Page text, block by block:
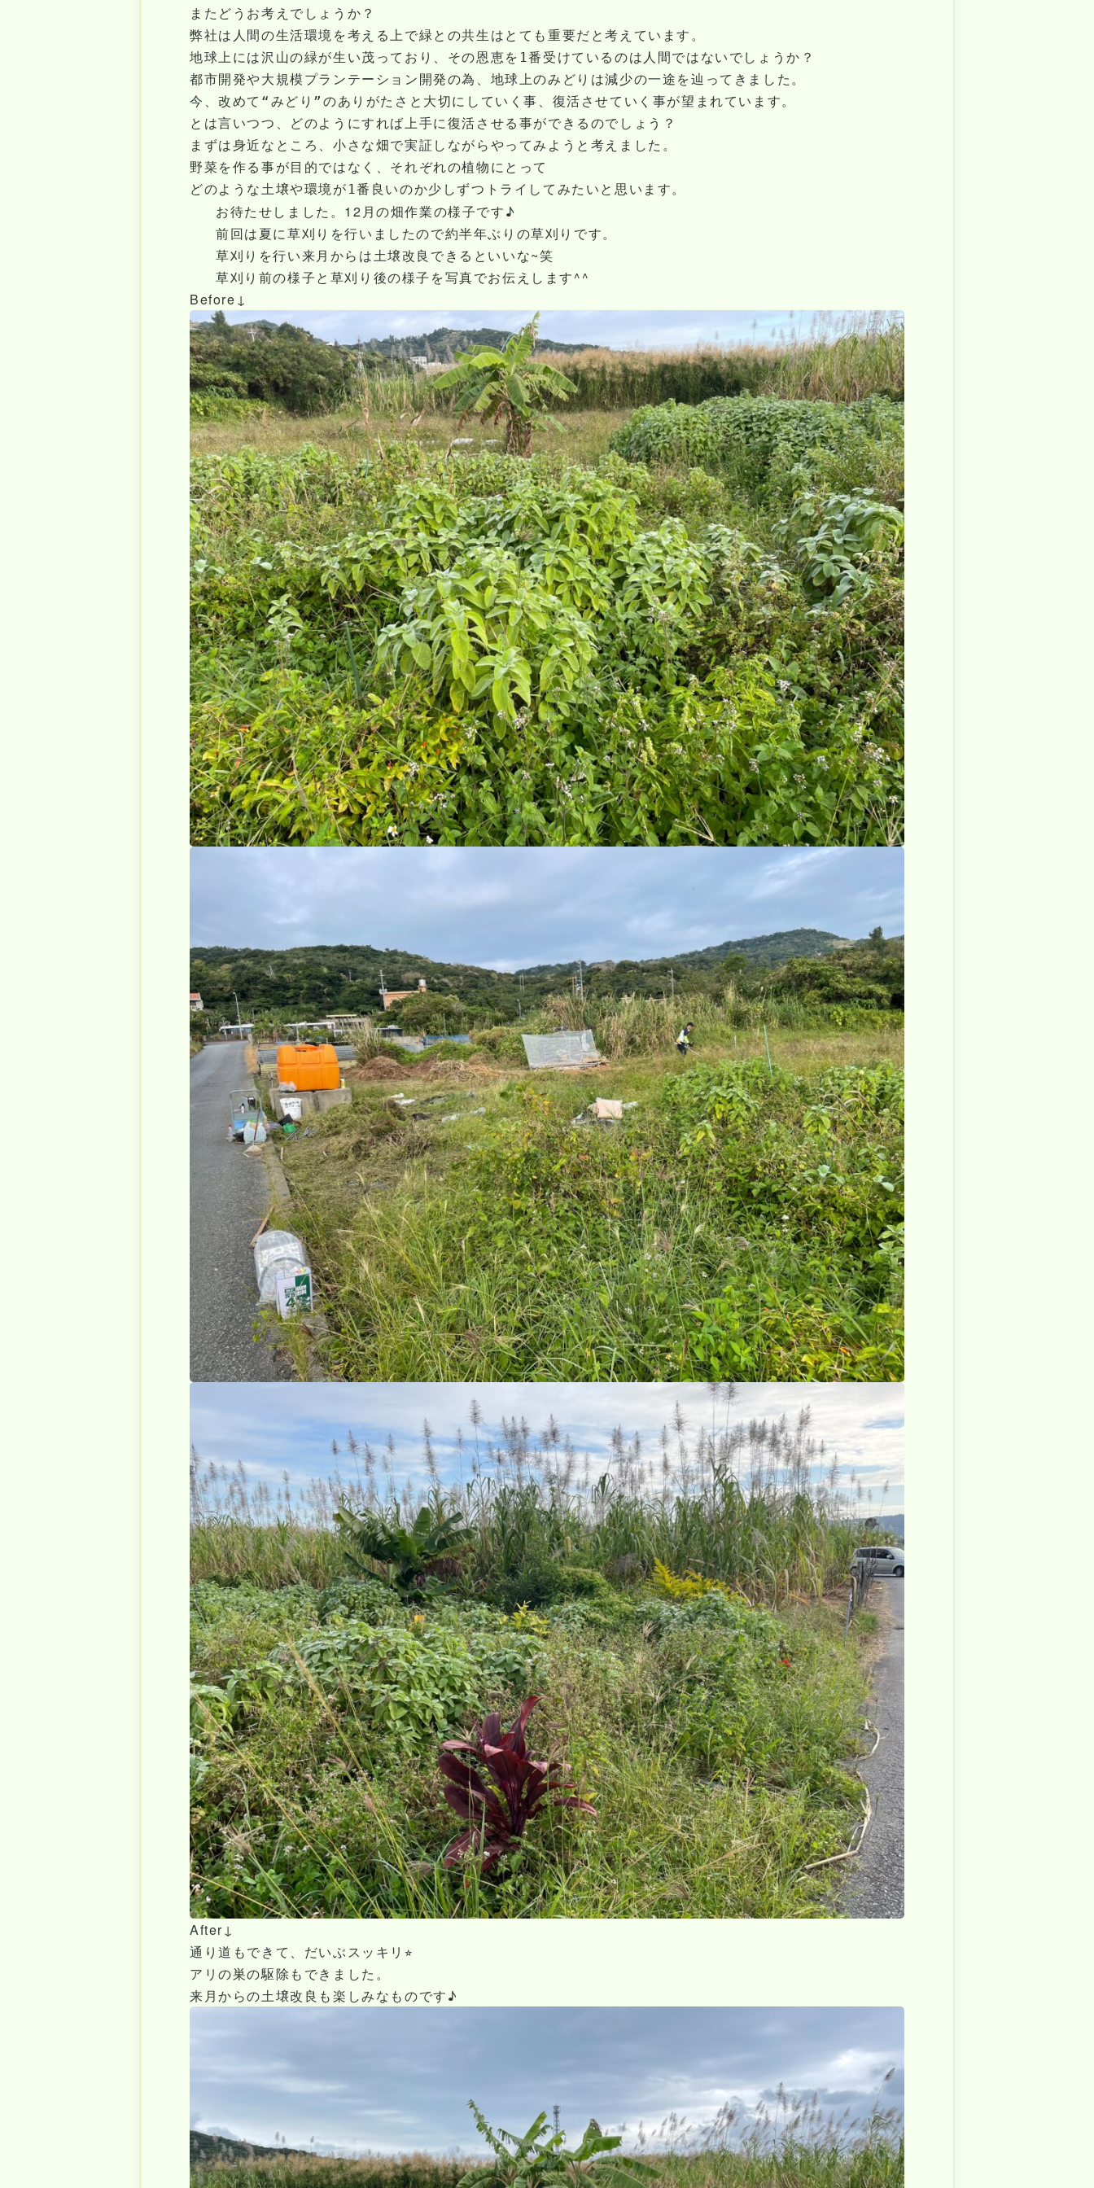
またどうお考えでしょうか？
弊社は人間の生活環境を考える上で緑との共生はとても重要だと考えています。
地球上には沢山の緑が生い茂っており、その恩恵を1番受けているのは人間ではないでしょうか？
都市開発や大規模プランテーション開発の為、地球上のみどりは減少の一途を辿ってきました。
今、改めて“みどり”のありがたさと大切にしていく事、復活させていく事が望まれています。
とは言いつつ、どのようにすれば上手に復活させる事ができるのでしょう？
まずは身近なところ、小さな畑で実証しながらやってみようと考えました。
野菜を作る事が目的ではなく、それぞれの植物にとって
どのような土壌や環境が1番良いのか少しずつトライしてみたいと思います。
お待たせしました。12月の畑作業の様子です♪
前回は夏に草刈りを行いましたので約半年ぶりの草刈りです。
草刈りを行い来月からは土壌改良できるといいな~笑
草刈り前の様子と草刈り後の様子を写真でお伝えします^^
Before↓
After↓
通り道もできて、だいぶスッキリ⭐︎
アリの巣の駆除もできました。
来月からの土壌改良も楽しみなものです♪